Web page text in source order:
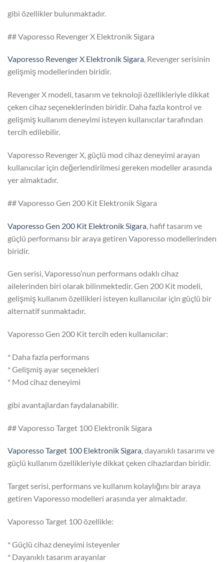
gibi özellikler bulunmaktadır.
## Vaporesso Revenger X Elektronik Sigara
Vaporesso Revenger X Elektronik Sigara, Revenger serisinin
gelişmiş modellerinden biridir.
Revenger X modeli, tasarım ve teknoloji özellikleriyle dikkat
çeken cihaz seçeneklerinden biridir. Daha fazla kontrol ve
gelişmiş kullanım deneyimi isteyen kullanıcılar tarafından
tercih edilebilir.
Vaporesso Revenger X, güçlü mod cihaz deneyimi arayan
kullanıcılar için değerlendirilmesi gereken modeller arasında
yer almaktadır.
## Vaporesso Gen 200 Kit Elektronik Sigara
Vaporesso Gen 200 Kit Elektronik Sigara , hafif tasarım ve
güçlü performansı bir araya getiren Vaporesso modellerinden
biridir.
Gen serisi, Vaporesso’nun performans odaklı cihaz
ailelerinden biri olarak bilinmektedir. Gen 200 Kit modeli,
gelişmiş kullanım özellikleri isteyen kullanıcılar için güçlü bir
alternatif sunmaktadır.
Vaporesso Gen 200 Kit tercih eden kullanıcılar:
* Daha fazla performans
* Gelişmiş ayar seçenekleri
* Mod cihaz deneyimi
gibi avantajlardan faydalanabilir.
## Vaporesso Target 100 Elektronik Sigara
Vaporesso Target 100 Elektronik Sigara, dayanıklı tasarımı ve
güçlü kullanım özellikleriyle dikkat çeken cihazlardan biridir.
Target serisi, performans ve kullanım kolaylığını bir araya
getiren Vaporesso modelleri arasında yer almaktadır.
Vaporesso Target 100 özellikle:
* Güçlü cihaz deneyimi isteyenler
* Dayanıklı tasarım arayanlar